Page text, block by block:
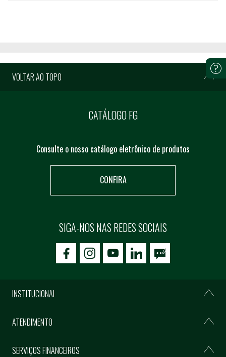
VOLTAR AO TOPO
CATÁLOGO FG
Consulte o nosso catálogo eletrônico de produtos
CONFIRA
SIGA-NOS NAS REDES SOCIAIS
icon-facebookicon-social02icon-social03
INSTITUCIONAL
ATENDIMENTO
SERVIÇOS FINANCEIROS